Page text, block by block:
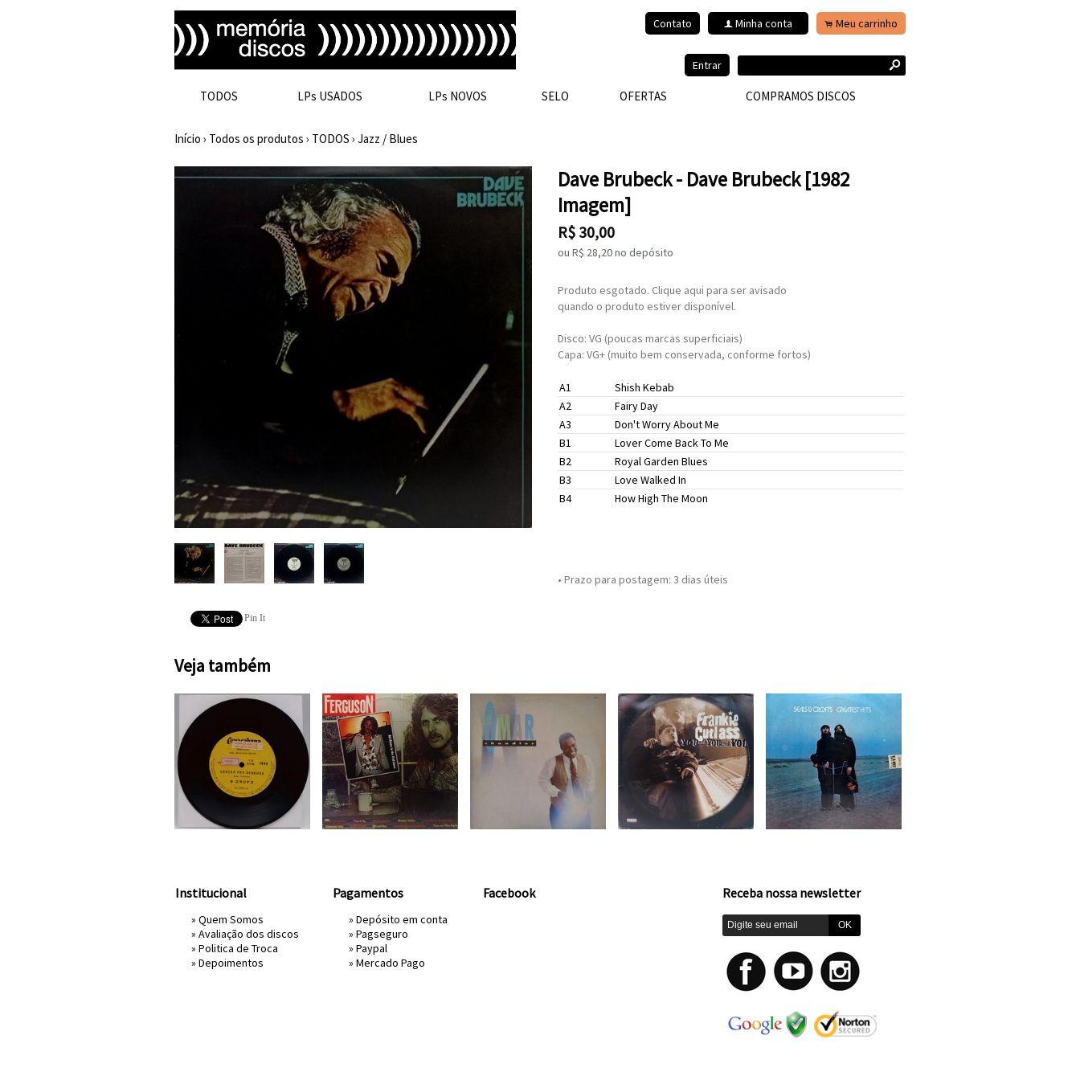
Contato f Minha conta . Meu carrinho
Entrar s
TODOS LPs USADOS LPs NOVOS SELO OFERTAS COMPRAMOS DISCOS
Início › Todos os produtos › TODOS › Jazz / Blues
Pin It
Dave Brubeck - Dave Brubeck [1982
Imagem]
R$ 30,00
ou R$ 28,20no depósito
Produto esgotado. Clique aqui para ser avisado
quando o produto estiver disponível.
Disco: VG (poucas marcas superficiais)
Capa: VG+ (muito bem conservada, conforme fortos)
A1
Shish Kebab
A2
Fairy Day
A3
Don't Worry About Me
B1
Lover Come Back To Me
B2
Royal Garden Blues
B3
Love Walked In
B4
How High The Moon
• Prazo para postagem: 3 dias úteis
Veja também
Institucional
» Quem Somos
» Avaliação dos discos
» Politica de Troca
» Depoimentos
Pagamentos
» Depósito em conta
» Pagseguro
» Paypal
» Mercado Pago
Facebook Receba nossa newsletter